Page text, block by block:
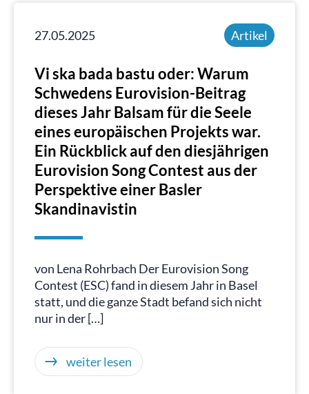
27.05.2025 Artikel
Vi ska bada bastu oder: Warum
Schwedens Eurovision-Beitrag
dieses Jahr Balsam für die Seele
eines europäischen Projekts war.
Ein Rückblick auf den diesjährigen
Eurovision Song Contest aus der
Perspektive einer Basler
Skandinavistin
von Lena Rohrbach Der Eurovision Song
Contest (ESC) fand in diesem Jahr in Basel
statt, und die ganze Stadt befand sich nicht
nur in der […]
weiter lesen